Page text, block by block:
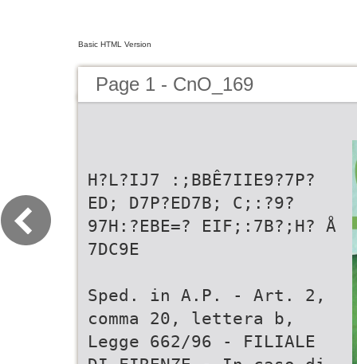
Basic HTML Version
Page 1 - CnO_169
H?L?IJ7 :;BBÊ7IIE9?7P?
ED; D7P?ED7B; C;:?9?
97H:?EBE=? EIF;:7B?;H? Å
7DC9E
Sped. in A.P. - Art. 2,
comma 20, lettera b,
Legge 662/96 - FILIALE